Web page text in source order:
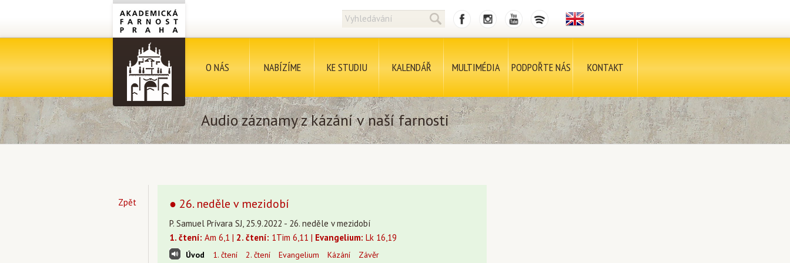
O NÁS NABÍZÍME KE STUDIU KALENDÁŘ MULTIMÉDIA PODPOŘTE NÁS KONTAKT
Audio záznamy z kázání v naší farnosti
Zpět ● 26. neděle v mezidobí
P. Samuel Prívara SJ, 25.9.2022 - 26. neděle v mezidobí
1. čtení: Am 6,1 | 2. čtení: 1Tim 6,11 | Evangelium: Lk 16,19
Úvod 1. čtení 2. čtení Evangelium Kázání Závěr